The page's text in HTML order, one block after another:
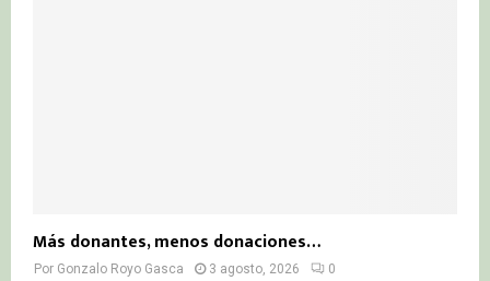
Más donantes, menos donaciones…
Por Gonzalo Royo Gasca 3 agosto, 2026 0